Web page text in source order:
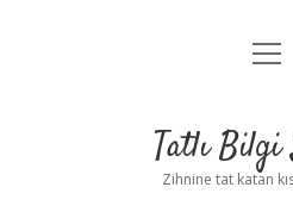
Yasal
Tatlı Bilgi
Zihnine tat katan